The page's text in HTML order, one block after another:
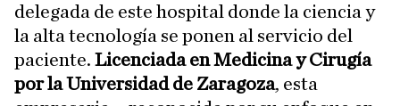
delegada de este hospital donde la ciencia y
la alta tecnología se ponen al servicio del
paciente. Licenciada en Medicina y Cirugía
por la Universidad de Zaragoza, esta